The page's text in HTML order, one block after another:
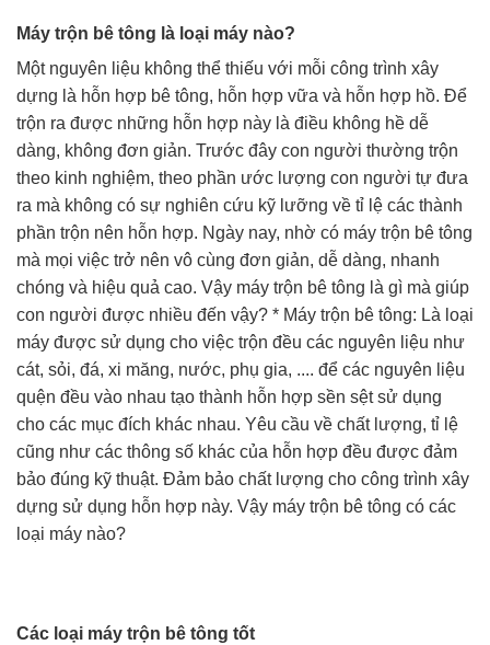
Máy trộn bê tông là loại máy nào?
Một nguyên liệu không thể thiếu với mỗi công trình xây
dựng là hỗn hợp bê tông, hỗn hợp vữa và hỗn hợp hồ. Để
trộn ra được những hỗn hợp này là điều không hề dễ
dàng, không đơn giản. Trước đây con người thường trộn
theo kinh nghiệm, theo phần ước lượng con người tự đưa
ra mà không có sự nghiên cứu kỹ lưỡng về tỉ lệ các thành
phần trộn nên hỗn hợp. Ngày nay, nhờ có máy trộn bê tông
mà mọi việc trở nên vô cùng đơn giản, dễ dàng, nhanh
chóng và hiệu quả cao. Vậy máy trộn bê tông là gì mà giúp
con người được nhiều đến vậy? * Máy trộn bê tông: Là loại
máy được sử dụng cho việc trộn đều các nguyên liệu như
cát, sỏi, đá, xi măng, nước, phụ gia, .... để các nguyên liệu
quện đều vào nhau tạo thành hỗn hợp sền sệt sử dụng
cho các mục đích khác nhau. Yêu cầu về chất lượng, tỉ lệ
cũng như các thông số khác của hỗn hợp đều được đảm
bảo đúng kỹ thuật. Đảm bảo chất lượng cho công trình xây
dựng sử dụng hỗn hợp này. Vậy máy trộn bê tông có các
loại máy nào?
Các loại máy trộn bê tông tốt